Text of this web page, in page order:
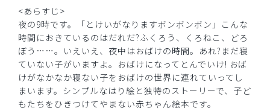
<あらすじ>
夜の9時です。「とけいがなりますボンボンボン」こんな
時間におきているのはだれだ?ふくろう、くろねこ、どろ
ぼう……。いえいえ、夜中はおばけの時間。あれ?まだ寝
ていない子がいますよ。おばけになってとんでいけ! おば
けがなかなか寝ない子をおばけの世界に連れていってし
まいます。シンプルなはり絵と独特のストーリーで、子ど
もたちをひきつけてやまない赤ちゃん絵本です。